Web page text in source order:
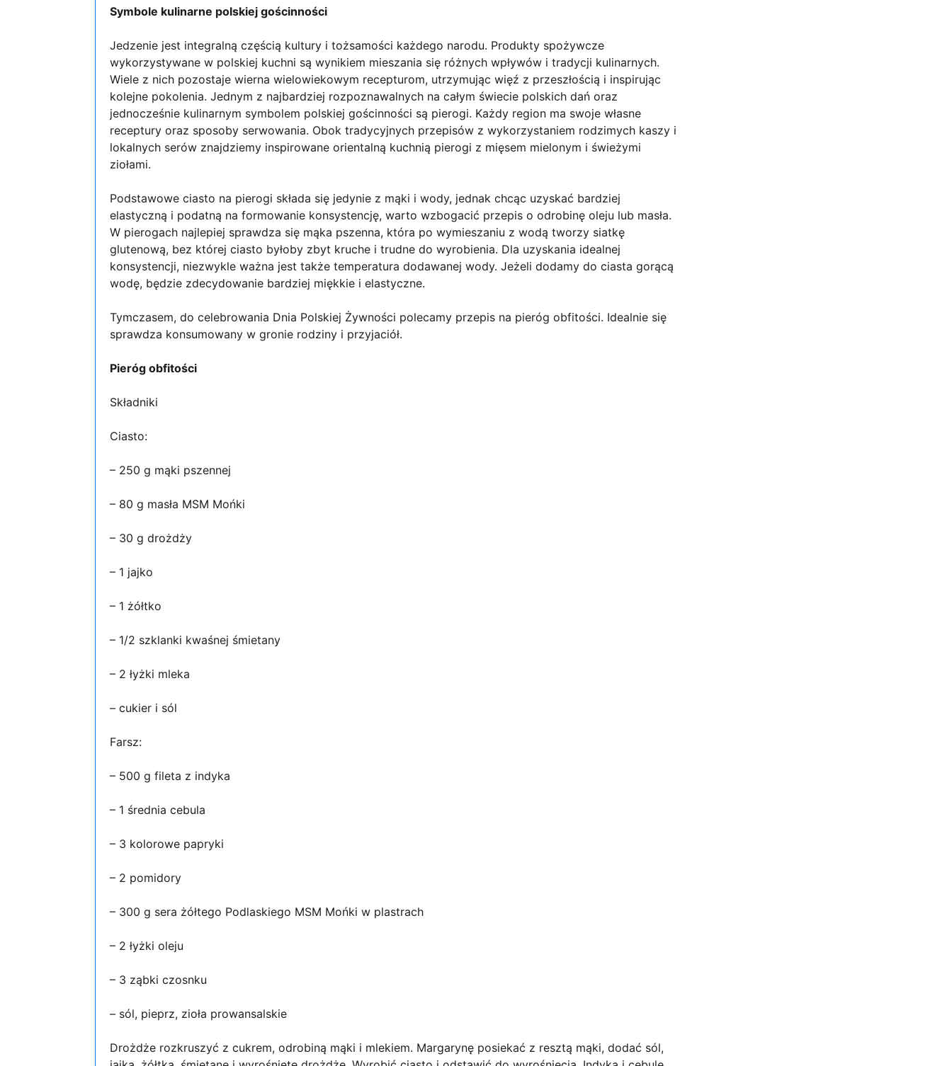
Symbole kulinarne polskiej gościnności
Jedzenie jest integralną częścią kultury i tożsamości każdego narodu. Produkty spożywcze
wykorzystywane w polskiej kuchni są wynikiem mieszania się różnych wpływów i tradycji kulinarnych.
Wiele z nich pozostaje wierna wielowiekowym recepturom, utrzymując więź z przeszłością i inspirując
kolejne pokolenia. Jednym z najbardziej rozpoznawalnych na całym świecie polskich dań oraz
jednocześnie kulinarnym symbolem polskiej gościnności są pierogi. Każdy region ma swoje własne
receptury oraz sposoby serwowania. Obok tradycyjnych przepisów z wykorzystaniem rodzimych kaszy i
lokalnych serów znajdziemy inspirowane orientalną kuchnią pierogi z mięsem mielonym i świeżymi
ziołami.
Podstawowe ciasto na pierogi składa się jedynie z mąki i wody, jednak chcąc uzyskać bardziej
elastyczną i podatną na formowanie konsystencję, warto wzbogacić przepis o odrobinę oleju lub masła.
W pierogach najlepiej sprawdza się mąka pszenna, która po wymieszaniu z wodą tworzy siatkę
glutenową, bez której ciasto byłoby zbyt kruche i trudne do wyrobienia. Dla uzyskania idealnej
konsystencji, niezwykle ważna jest także temperatura dodawanej wody. Jeżeli dodamy do ciasta gorącą
wodę, będzie zdecydowanie bardziej miękkie i elastyczne.
Tymczasem, do celebrowania Dnia Polskiej Żywności polecamy przepis na pieróg obfitości. Idealnie się
sprawdza konsumowany w gronie rodziny i przyjaciół.
Pieróg obfitości
Składniki
Ciasto:
– 250 g mąki pszennej
– 80 g masła MSM Mońki
– 30 g drożdży
– 1 jajko
– 1 żółtko
– 1/2 szklanki kwaśnej śmietany
– 2 łyżki mleka
– cukier i sól
Farsz:
– 500 g fileta z indyka
– 1 średnia cebula
– 3 kolorowe papryki
– 2 pomidory
– 300 g sera żółtego Podlaskiego MSM Mońki w plastrach
– 2 łyżki oleju
– 3 ząbki czosnku
– sól, pieprz, zioła prowansalskie
Drożdże rozkruszyć z cukrem, odrobiną mąki i mlekiem. Margarynę posiekać z resztą mąki, dodać sól,